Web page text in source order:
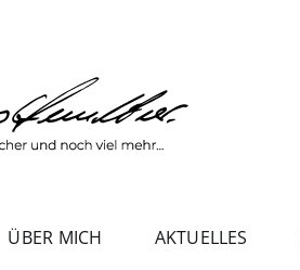
ÜBER MICH AKTUELLES